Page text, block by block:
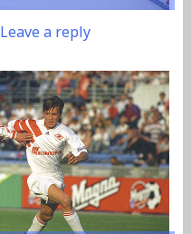
Leave a reply